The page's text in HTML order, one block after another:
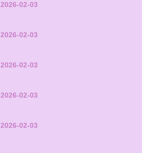
2026-02-03
2026-02-03
2026-02-03
2026-02-03
2026-02-03